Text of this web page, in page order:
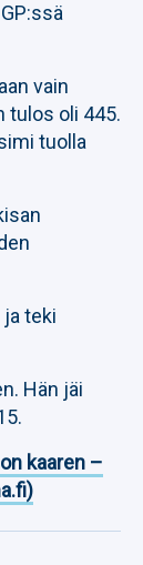
vain
tulos oli 445.
tuolla
teki
Hän jäi
kaaren –